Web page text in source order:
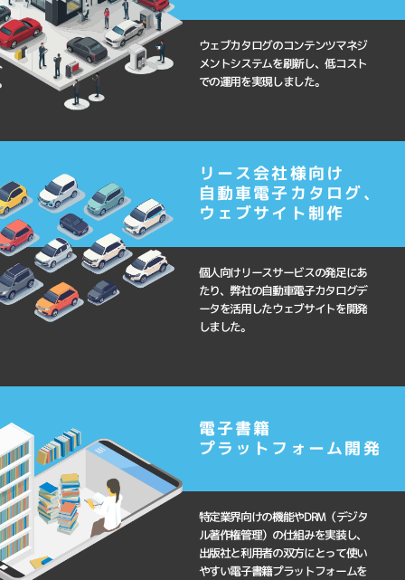
ウェブカタログのコンテンツマネジ
メントシステムを刷新し、低コスト
での運用を実現しました。
リース会社様向け
自動車電子カタログ、
ウェブサイト制作
個人向けリースサービスの発足にあ
たり、弊社の自動車電子カタログデ
ータを活用したウェブサイトを開発
しました。
電子書籍
プラットフォーム開発
特定業界向けの機能やDRM（デジタ
ル著作権管理）の仕組みを実装し、
出版社と利用者の双方にとって使い
やすい電子書籍プラットフォームを